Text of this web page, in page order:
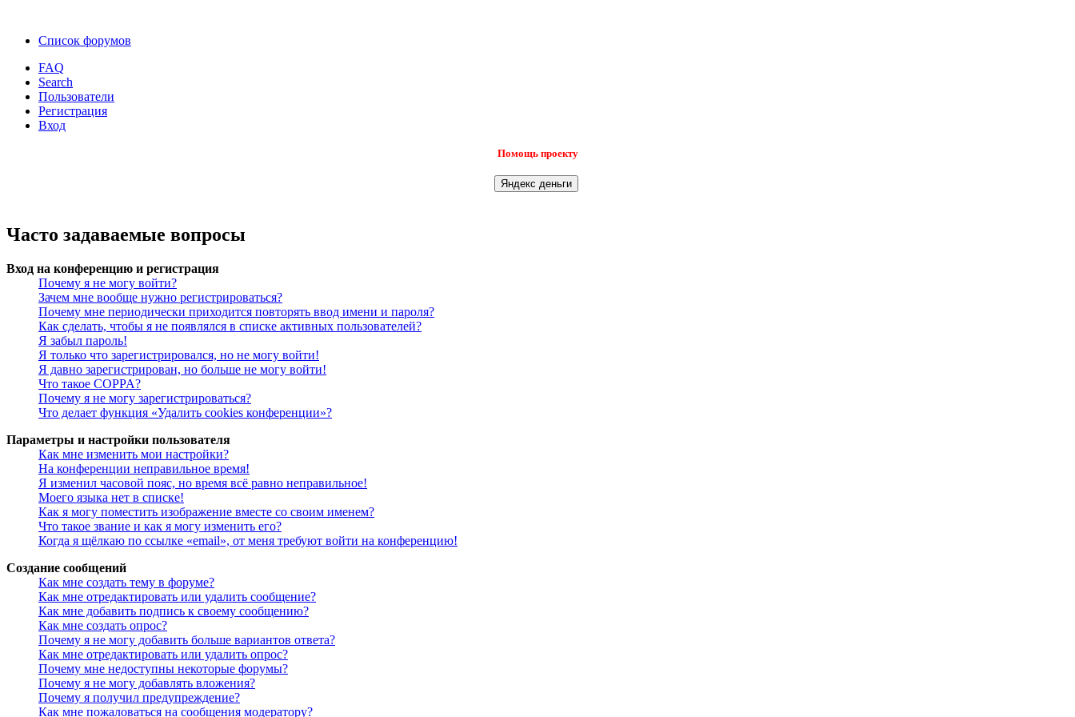
Список форумов
FAQ
Search
Пользователи
Регистрация
Вход
Помощь проекту
Часто задаваемые вопросы
Вход на конференцию и регистрация
Почему я не могу войти?
Зачем мне вообще нужно регистрироваться?
Почему мне периодически приходится повторять ввод имени и пароля?
Как сделать, чтобы я не появлялся в списке активных пользователей?
Я забыл пароль!
Я только что зарегистрировался, но не могу войти!
Я давно зарегистрирован, но больше не могу войти!
Что такое COPPA?
Почему я не могу зарегистрироваться?
Что делает функция «Удалить cookies конференции»?
Параметры и настройки пользователя
Как мне изменить мои настройки?
На конференции неправильное время!
Я изменил часовой пояс, но время всё равно неправильное!
Моего языка нет в списке!
Как я могу поместить изображение вместе со своим именем?
Что такое звание и как я могу изменить его?
Когда я щёлкаю по ссылке «email», от меня требуют войти на конференцию!
Создание сообщений
Как мне создать тему в форуме?
Как мне отредактировать или удалить сообщение?
Как мне добавить подпись к своему сообщению?
Как мне создать опрос?
Почему я не могу добавить больше вариантов ответа?
Как мне отредактировать или удалить опрос?
Почему мне недоступны некоторые форумы?
Почему я не могу добавлять вложения?
Почему я получил предупреждение?
Как мне пожаловаться на сообщения модератору?